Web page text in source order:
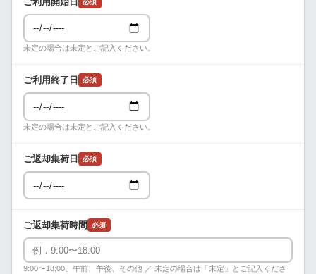
未定の場合は未定とご記入ください。
ご利用終了日 必須
未定の場合は未定とご記入ください。
ご返却集荷日 必須
ご返却集荷時間 必須
9:00〜18:00、午前、午後、その他 ／ 未定の場合は「未定」とご記入くださ